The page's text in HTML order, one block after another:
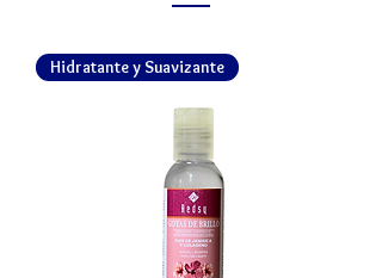
Hidratante y Suavizante